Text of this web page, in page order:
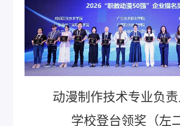
动漫制作技术专业负
学校登台领奖（左